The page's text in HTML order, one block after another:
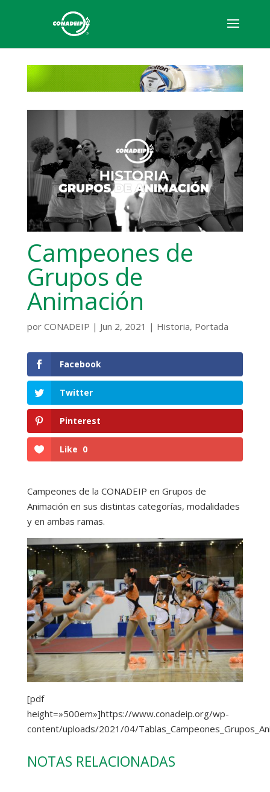
Campeones de
Grupos de
Animación
por CONADEIP | Jun 2, 2021 | Historia, Portada
Facebook
Twitter
Pinterest
Like 0
Campeones de la CONADEIP en Grupos de
Animación en sus distintas categorías, modalidades
y en ambas ramas.
[pdf
height=»500em»]https://www.conadeip.org/wp-
content/uploads/2021/04/
NOTAS RELACIONADAS